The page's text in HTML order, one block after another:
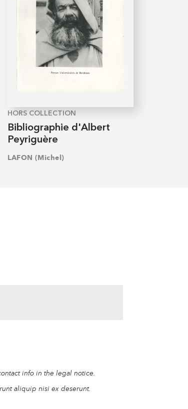
HORS COLLECTION
Bibliographie d'Albert
Peyriguère
LAFON (Michel)
info in the legal notice.
aliquip nisi ex deserunt.